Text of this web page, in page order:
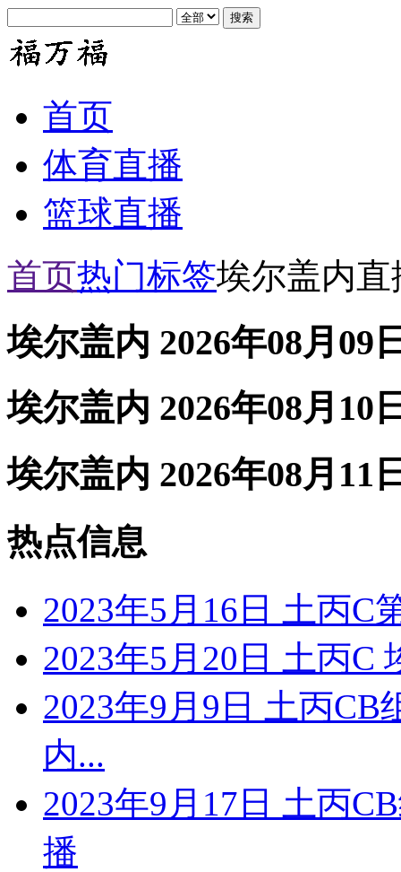
首页
体育直播
篮球直播
首页热门标签埃尔盖内直
埃尔盖内 2026年08月09
埃尔盖内 2026年08月10
埃尔盖内 2026年08月11
热点信息
2023年5月16日 土丙C
2023年5月20日 土丙C
2023年9月9日 土丙CB
内...
2023年9月17日 土丙
播